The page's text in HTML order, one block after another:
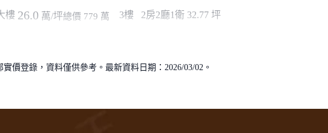
樓 26.0 萬/坪總價 779 萬 3樓 2房2廳1衛 32.77 坪
價登錄，資料僅供參考。最新資料日期：2026/03/02。